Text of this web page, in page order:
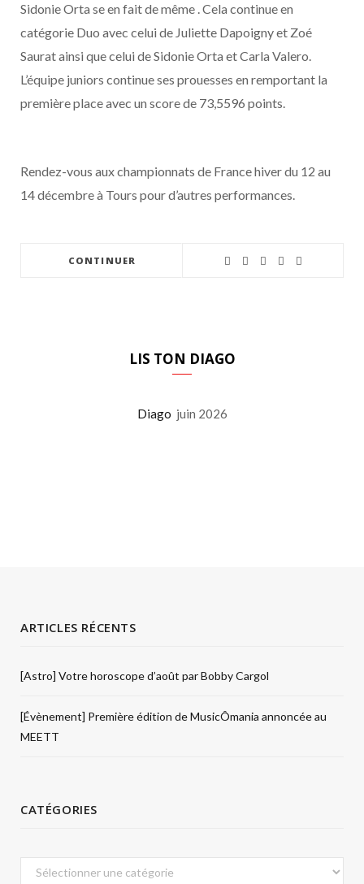
Sidonie Orta se en fait de même . Cela continue en
catégorie Duo avec celui de Juliette Dapoigny et Zoé
Saurat ainsi que celui de Sidonie Orta et Carla Valero.
L’équipe juniors continue ses prouesses en remportant la
première place avec un score de 73,5596 points.
Rendez-vous aux championnats de France hiver du 12 au
14 décembre à Tours pour d’autres performances.
CONTINUER
LIS TON DIAGO
Diago juin 2026
ARTICLES RÉCENTS
[Astro] Votre horoscope d’août par Bobby Cargol
[Évènement] Première édition de MusicÔmania annoncée au
MEETT
CATÉGORIES
Catégories